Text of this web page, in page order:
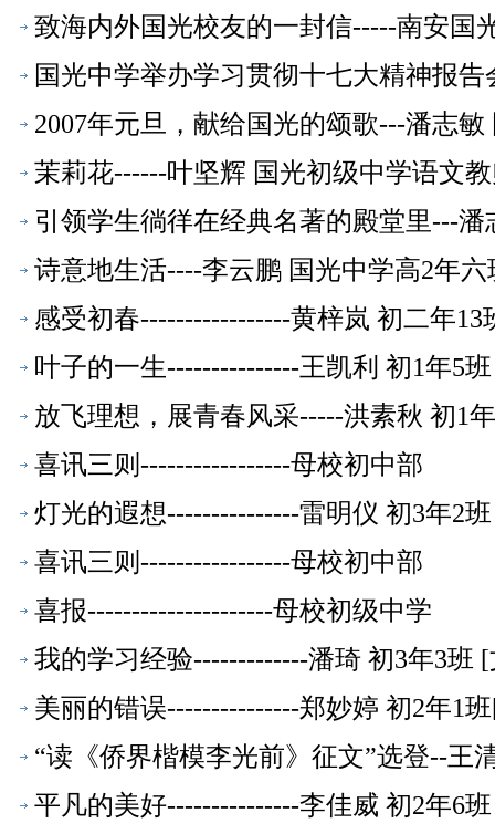
致海内外国光校友的一封信-----南安国
国光中学举办学习贯彻十七大精神报
2007年元旦，献给国光的颂歌---潘志
茉莉花------叶坚辉 国光初级中学语文
引领学生徜徉在经典名著的殿堂里---
诗意地生活----李云鹏 国光中学高2年六
感受初春-----------------黄梓岚 初二年13
叶子的一生---------------王凯利 初1年5班
放飞理想，展青春风采-----洪素秋 初1
喜讯三则-----------------母校初中部
灯光的遐想---------------雷明仪 初3年2班
喜讯三则-----------------母校初中部
喜报---------------------母校初级中学
我的学习经验-------------潘琦 初3年3班
美丽的错误---------------郑妙婷 初2年1
“读《侨界楷模李光前》征文”选登--王
平凡的美好---------------李佳威 初2年6班